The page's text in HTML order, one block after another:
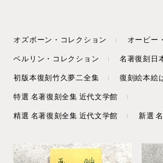
オズボーン・コレクション オーピー
ベルリン・コレクション 名著復刻日
初版本復刻竹久夢二全集 復刻絵本絵
特選 名著復刻全集 近代文学館
精選 名著復刻全集 近代文学館 新選